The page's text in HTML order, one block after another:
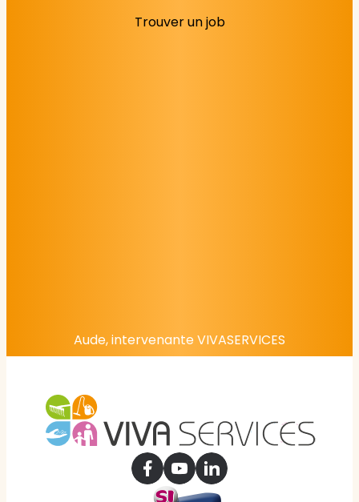
Trouver un job
Aude, intervenante VIVASERVICES